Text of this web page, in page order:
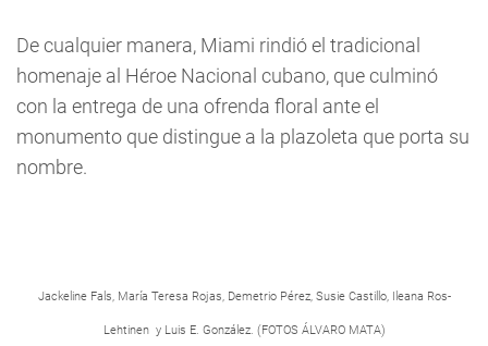
De cualquier manera, Miami rindió el tradicional
homenaje al Héroe Nacional cubano, que culminó
con la entrega de una ofrenda floral ante el
monumento que distingue a la plazoleta que porta su
nombre.
Jackeline Fals, María Teresa Rojas, Demetrio Pérez, Susie Castillo, Ileana Ros-
Lehtinen y Luis E. González. (FOTOS ÁLVARO MATA)